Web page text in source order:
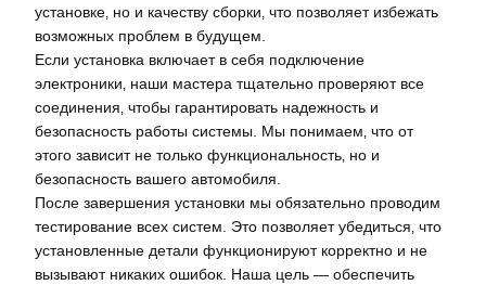
установке‚ но и качеству сборки‚ что позволяет избежать
возможных проблем в будущем.
Если установка включает в себя подключение
электроники‚ наши мастера тщательно проверяют все
соединения‚ чтобы гарантировать надежность и
безопасность работы системы. Мы понимаем‚ что от
этого зависит не только функциональность‚ но и
безопасность вашего автомобиля.
После завершения установки мы обязательно проводим
тестирование всех систем. Это позволяет убедиться‚ что
установленные детали функционируют корректно и не
вызывают никаких ошибок. Наша цель — обеспечить